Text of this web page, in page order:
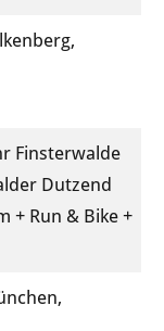
Finsterwalde
Dutzend
+ Run & Bike +